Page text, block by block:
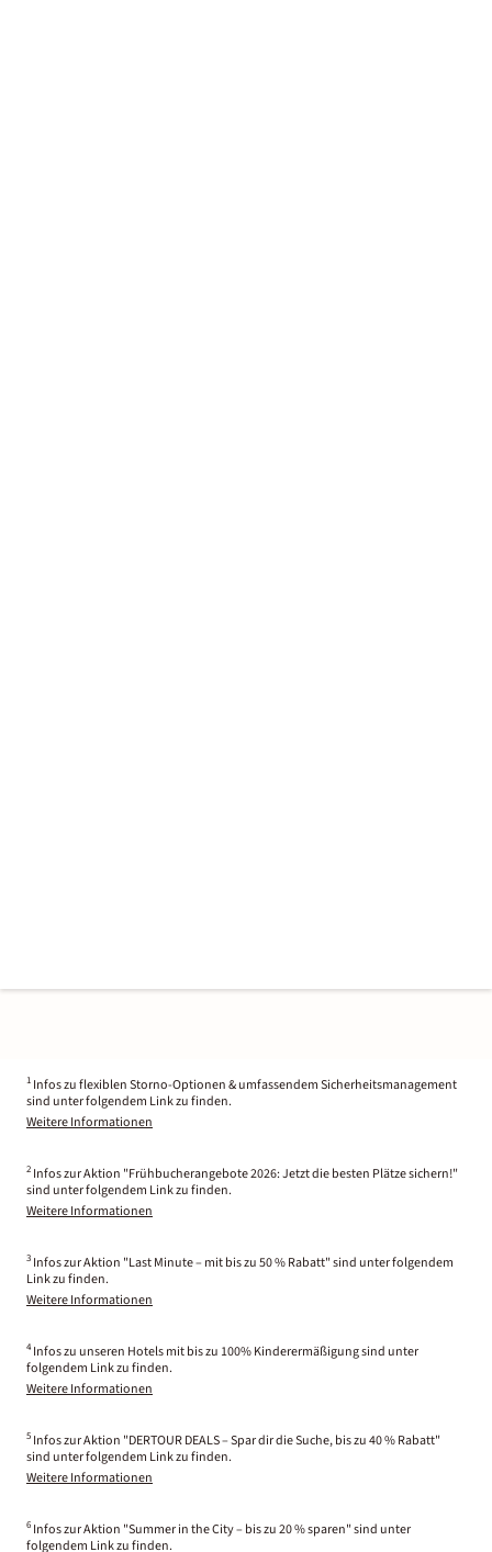
1 Infos zu flexiblen Storno-Optionen & umfassendem Sicherheitsmanagement
sind unter folgendem Link zu finden.
Weitere Informationen
2 Infos zur Aktion "Frühbucherangebote 2026: Jetzt die besten Plätze sichern!"
sind unter folgendem Link zu finden.
Weitere Informationen
3 Infos zur Aktion "Last Minute – mit bis zu 50 % Rabatt" sind unter folgendem
Link zu finden.
Weitere Informationen
4 Infos zu unseren Hotels mit bis zu 100% Kinderermäßigung sind unter
folgendem Link zu finden.
Weitere Informationen
5 Infos zur Aktion "DERTOUR DEALS – Spar dir die Suche, bis zu 40 % Rabatt"
sind unter folgendem Link zu finden.
Weitere Informationen
6 Infos zur Aktion "Summer in the City – bis zu 20 % sparen" sind unter
folgendem Link zu finden.